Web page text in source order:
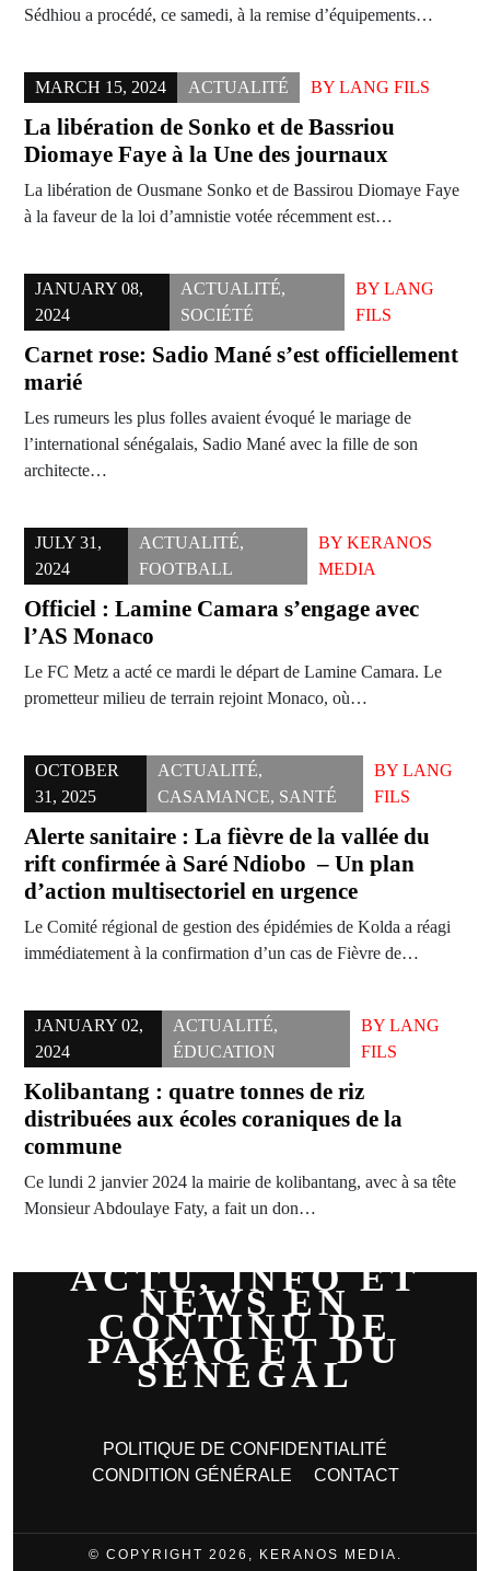
Sédhiou a procédé, ce samedi, à la remise d’équipements…
MARCH 15, 2024 ACTUALITÉ BY LANG FILS
La libération de Sonko et de Bassriou
Diomaye Faye à la Une des journaux
La libération de Ousmane Sonko et de Bassirou Diomaye Faye
à la faveur de la loi d’amnistie votée récemment est…
JANUARY 08,
2024
ACTUALITÉ,
SOCIÉTÉ
BY LANG
FILS
Carnet rose: Sadio Mané s’est officiellement
marié
Les rumeurs les plus folles avaient évoqué le mariage de
l’international sénégalais, Sadio Mané avec la fille de son
architecte…
JULY 31,
2024
ACTUALITÉ,
FOOTBALL
BYKERANOS
MEDIA
Officiel : Lamine Camara s’engage avec
l’AS Monaco
Le FC Metz a acté ce mardi le départ de Lamine Camara. Le
prometteur milieu de terrain rejoint Monaco, où…
OCTOBER
31, 2025
ACTUALITÉ,
CASAMANCE, SANTÉ
BYLANG
FILS
Alerte sanitaire : La fièvre de la vallée du
rift confirmée à Saré Ndiobo – Un plan
d’action multisectoriel en urgence
Le Comité régional de gestion des épidémies de Kolda a réagi
immédiatement à la confirmation d’un cas de Fièvre de…
JANUARY 02,
2024
ACTUALITÉ,
ÉDUCATION
BYLANG
FILS
Kolibantang : quatre tonnes de riz
distribuées aux écoles coraniques de la
commune
Ce lundi 2 janvier 2024 la mairie de kolibantang, avec à sa tête
Monsieur Abdoulaye Faty, a fait un don…
ACTU, INFO ET
NEWS EN
CONTINU DE
PAKAO ET DU
SÉNÉGAL
POLITIQUE DE CONFIDENTIALITÉ
CONDITION GÉNÉRALE
CONTACT
© COPYRIGHT 2026, KERANOS MEDIA.